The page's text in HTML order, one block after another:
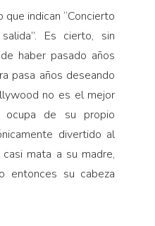
indican “Concierto
Es cierto, sin
haber pasado años
pasa años deseando
no es el mejor
de su propio
divertido al
mata a su madre,
entonces su cabeza